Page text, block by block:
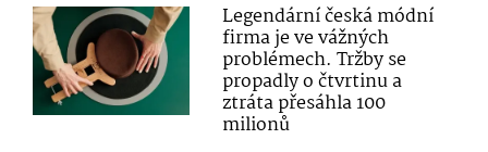
Legendární česká módní
firma je ve vážných
problémech. Tržby se
propadly o čtvrtinu a
ztráta přesáhla 100
milionů